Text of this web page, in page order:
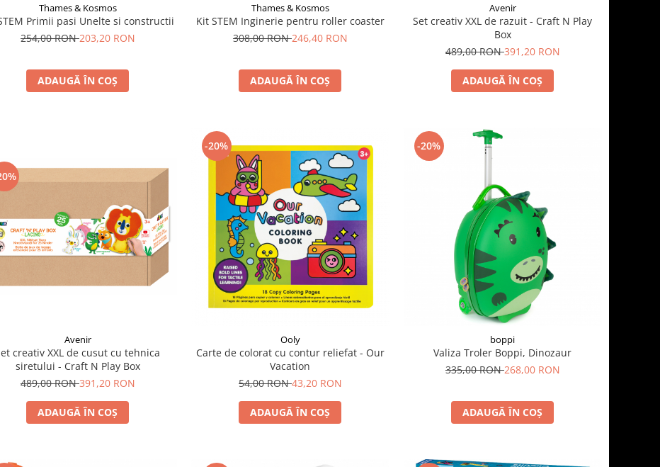
Thames & Kosmos
Primii pasi Unelte si constructii
254,00 RON203,20 RON
ADAUGĂ ÎN COȘ
Thames & Kosmos
Kit STEM Inginerie pentru roller coaster
308,00 RON246,40 RON
ADAUGĂ ÎN COȘ
Avenir
Set creativ XXL de razuit - Craft N Play
Box
489,00 RON391,20 RON
ADAUGĂ ÎN COȘ
Avenir
creativ XXL de cusut cu tehnica
siretului - Craft N Play Box
489,00 RON391,20 RON
ADAUGĂ ÎN COȘ
-20%
Ooly
Carte de colorat cu contur reliefat - Our
Vacation
54,00 RON43,20 RON
ADAUGĂ ÎN COȘ
-20%
boppi
Valiza Troler Boppi, Dinozaur
335,00 RON268,00 RON
ADAUGĂ ÎN COȘ